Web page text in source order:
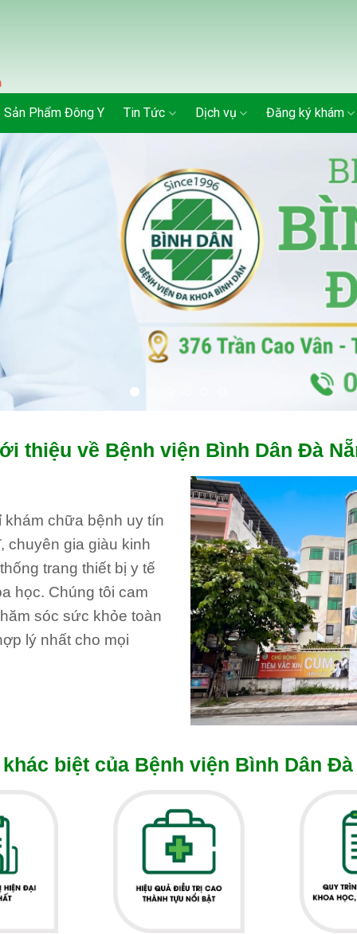
Sản Phẩm Đông Y Tin Tức Dịch vụ Đăng ký khám
thiệu về Bệnh viện Bình Dân Đà
chữa bệnh uy tín
chuyên gia giàu kinh
trang thiết bị y tế
học. Chúng tôi cam
sóc sức khỏe toàn
lý nhất cho mọi
biệt của Bệnh viện Bình Dân Đà